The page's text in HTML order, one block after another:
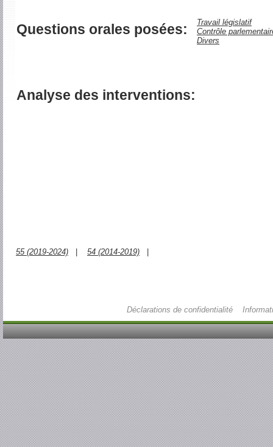
Questions orales posées:
Analyse des interventions:
Travail législatif
Contrôle
Divers
55 (2019-2024) 54 (2014-2019)
Déclarations de confidentialité